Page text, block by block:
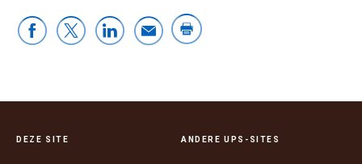
DEZE SITE ANDERE UPS-SITES